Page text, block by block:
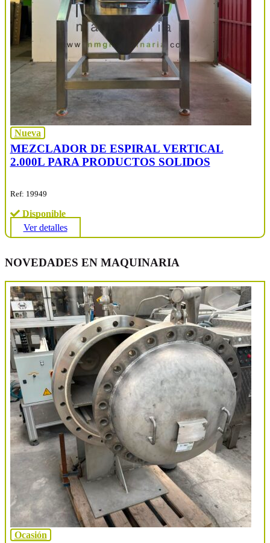
Nueva
MEZCLADOR DE ESPIRAL VERTICAL
2.000L PARA PRODUCTOS SOLIDOS
Ref: 19949
Disponible
Ver detalles
NOVEDADES EN MAQUINARIA
Ocasión